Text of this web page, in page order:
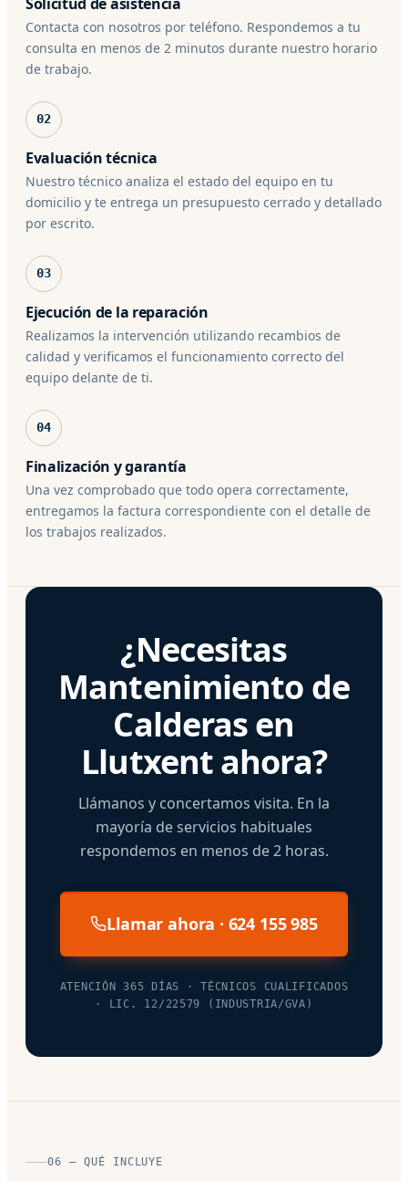
Contacta con nosotros por teléfono. Respondemos a tu
consulta en menos de 2 minutos durante nuestro horario
de trabajo.
02
Evaluación técnica
Nuestro técnico analiza el estado del equipo en tu
domicilio y te entrega un presupuesto cerrado y detallado
por escrito.
03
Ejecución de la reparación
Realizamos la intervención utilizando recambios de
calidad y verificamos el funcionamiento correcto del
equipo delante de ti.
04
Finalización y garantía
Una vez comprobado que todo opera correctamente,
entregamos la factura correspondiente con el detalle de
los trabajos realizados.
¿Necesitas
Mantenimiento de
Calderas en
Llutxent ahora?
Llámanos y concertamos visita. En la
mayoría de servicios habituales
respondemos en menos de 2 horas.
Llamar ahora · 624 155 985
ATENCIÓN 365 DÍAS · TÉCNICOS CUALIFICADOS
· LIC. 12/22579 (INDUSTRIA/GVA)
06 — QUÉ INCLUYE